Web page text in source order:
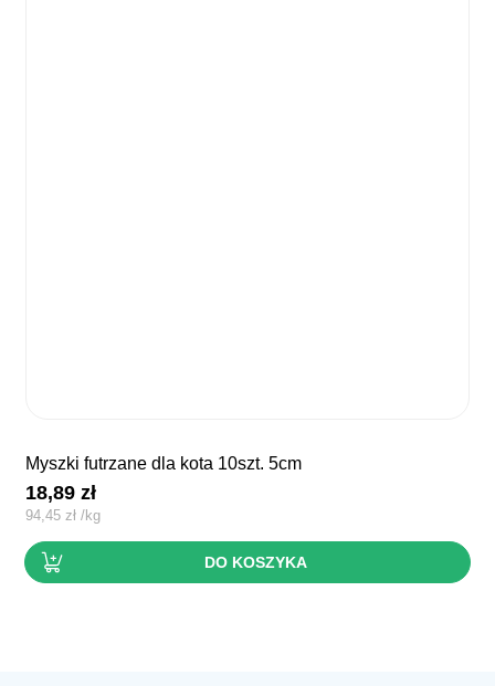
myszki futrzane dla kota 10szt. 5cm
18,89zł
94,45zł /kg
DO KOSZYKA